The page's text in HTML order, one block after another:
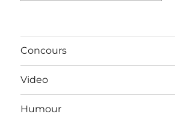
Concours
Video
Humour